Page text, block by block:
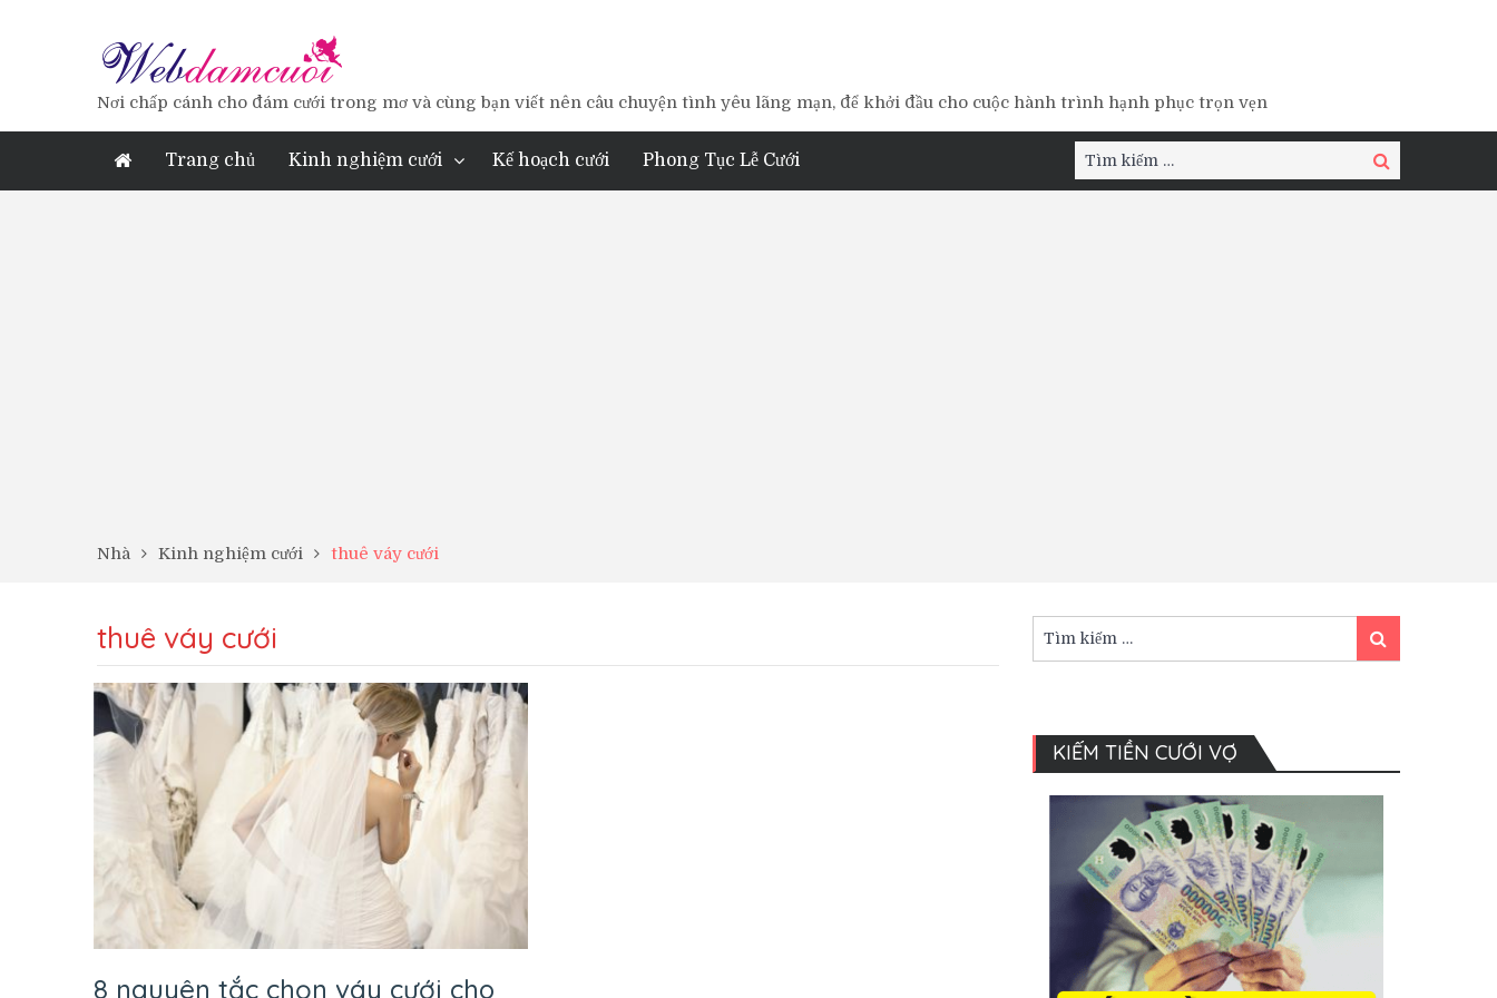
Nơi chấp cánh cho đám cưới trong mơ và cùng bạn viết nên câu chuyện tình yêu lãng mạn, để khởi đầu cho cuộc hành trình hạnh phục trọn vẹn
Trang chủ Kinh nghiệm cưới Kế hoạch cưới Phong Tục Lễ Cưới
Tìm
kiếm:
Tìm
kiếm
Nhà Kinh nghiệm cưới thuê váy cưới
thuê váy cưới
8 nguyên tắc chọn váy cưới cho
kiếm:
Tìm
kiếm
KIẾM TIỀN CƯỚI VỢ